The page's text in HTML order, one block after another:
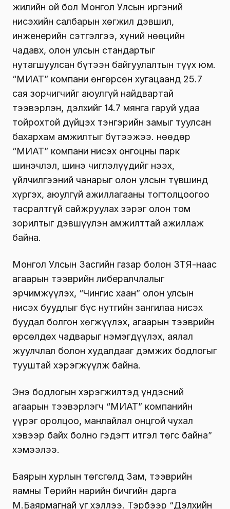
жилийн ой бол Монгол Улсын иргэний
нисэхийн салбарын хөгжил дэвшил,
инженерийн сэтгэлгээ, хүний нөөцийн
чадавх, олон улсын стандартыг
нутагшуулсан бүтээн байгуулалтын түүх юм.
“МИАТ” компани өнгөрсөн хугацаанд 25.7
сая зорчигчийг аюулгүй найдвартай
тээвэрлэн, дэлхийг 14.7 мянга гаруй удаа
тойрохтой дүйцэх тэнгэрийн замыг туулсан
бахархам амжилтыг бүтээжээ. Өнөөдөр
“МИАТ” компани нисэх онгоцны парк
шинэчлэл, шинэ чиглэлүүдийг нээх,
үйлчилгээний чанарыг олон улсын түвшинд
хүргэх, аюулгүй ажиллагааны тогтолцоогоо
тасралтгүй сайжруулах зэрэг олон том
зорилтыг дэвшүүлэн амжилттай ажиллаж
байна.
Монгол Улсын Засгийн газар болон ЗТЯ-наас
агаарын тээврийн либералчлалыг
эрчимжүүлэх, “Чингис хаан” олон улсын
нисэх буудлыг бүс нутгийн зангилаа нисэх
буудал болгон хөгжүүлэх, агаарын тээврийн
өрсөлдөх чадварыг нэмэгдүүлэх, аялал
жуулчлал болон худалдааг дэмжих бодлогыг
тууштай хэрэгжүүлж байна.
Энэ бодлогын хэрэгжилтэд үндэсний
агаарын тээвэрлэгч “МИАТ” компанийн
үүрэг оролцоо, манлайлал онцгой чухал
хэвээр байх болно гэдэгт итгэл төгс байна”
хэмээлээ.
Баярын хурлын төгсгөлд Зам, тээврийн
яамны Төрийн нарийн бичгийн дарга
М.Баярмагнай үг хэллээ. Тэрбээр “Дэлхийн